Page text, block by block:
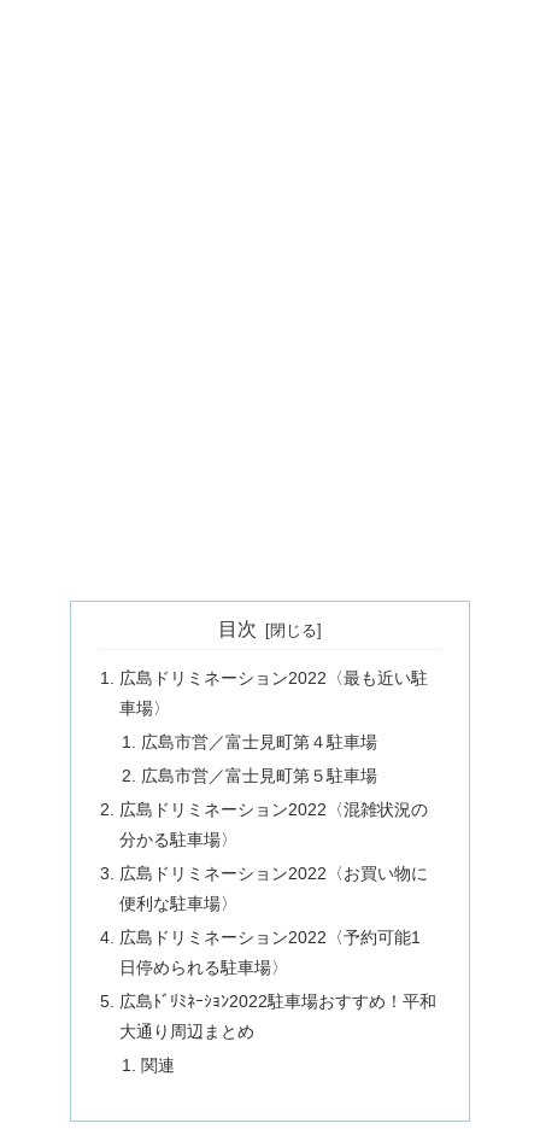
目次
広島ドリミネーション2022〈最も近い駐
車場〉
広島市営／富士見町第４駐車場
広島市営／富士見町第５駐車場
広島ドリミネーション2022〈混雑状況の
分かる駐車場〉
広島ドリミネーション2022〈お買い物に
便利な駐車場〉
広島ドリミネーション2022〈予約可能1
日停められる駐車場〉
広島ﾄﾞﾘﾐﾈｰｼｮﾝ2022駐車場おすすめ！平和
大通り周辺まとめ
関連